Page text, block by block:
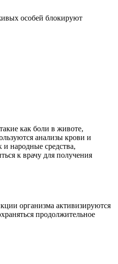
особей блокируют
как боли в животе,
анализы крови и
и народные средства,
к врачу для получения
организма активизируются
продолжительное